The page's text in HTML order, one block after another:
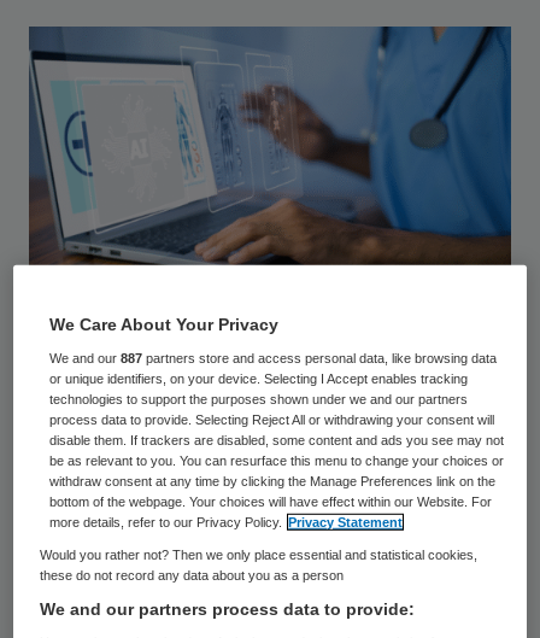
Suriyo / stock.adobe.com
Dat heeft Bestuurlijk Overleg IZA-AZWA
eind maart besloten. Inmiddels is ook
bekend hoe de verdeling van alle miljoenen
eruit gaat zien.
Doorbraakmiddelen
We Care About Your Privacy
We and our887 partners store and access personal data, like browsing data
or unique identifiers, on your device. Selecting I Accept enables tracking
technologies to support the purposes shown under we and our partners
process data to provide. Selecting Reject All or withdrawing your consent will
disable them. If trackers are disabled, some content and ads you see may not
be as relevant to you. You can resurface this menu to change your choices or
withdraw consent at any time by clicking the Manage Preferences link on the
bottom of the webpage. Your choices will have effect within our Website. For
more details, refer to our Privacy Policy.
Privacy Statement
Would you rather not? Then we only place essential and statistical cookies,
these do not record any data about you as a person
We and our partners process data to provide: